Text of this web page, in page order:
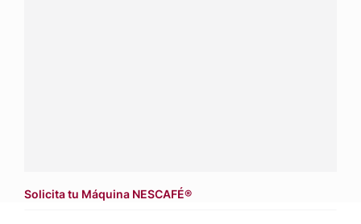
Solicita tu Máquina NESCAFÉ®